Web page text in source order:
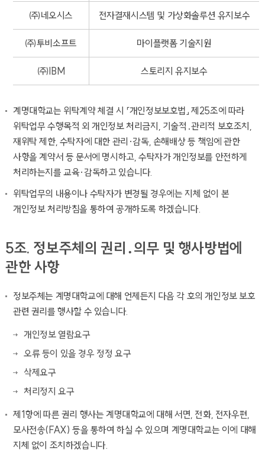
㈜네오시스 전자결재시스템 및 가상화솔루션 유지보수
㈜투비소프트 마이플랫폼 기술지원
㈜IBM 스토리지 유지보수
계명대학교는 위탁계약 체결 시 「개인정보보호법」 제25조에 따라
위탁업무 수행목적 외 개인정보 처리금지, 기술적․관리적 보호조치,
재위탁 제한, 수탁자에 대한 관리·감독, 손해배상 등 책임에 관한
사항을 계약서 등 문서에 명시하고, 수탁자가 개인정보를 안전하게
처리하는지를 교육·감독하고 있습니다.
위탁업무의 내용이나 수탁자가 변경될 경우에는 지체 없이 본
개인정보 처리방침을 통하여 공개하도록 하겠습니다.
5조. 정보주체의 권리․의무 및 행사방법에
관한 사항
정보주체는 계명대학교에 대해 언제든지 다음 각 호의 개인정보 보호
관련 권리를 행사할 수 있습니다.
개인정보 열람요구
오류 등이 있을 경우 정정 요구
삭제요구
처리정지 요구
제1항에 따른 권리 행사는 계명대학교에 대해 서면, 전화, 전자우편,
모사전송(FAX) 등을 통하여 하실 수 있으며 계명대학교는 이에 대해
지체 없이 조치하겠습니다.